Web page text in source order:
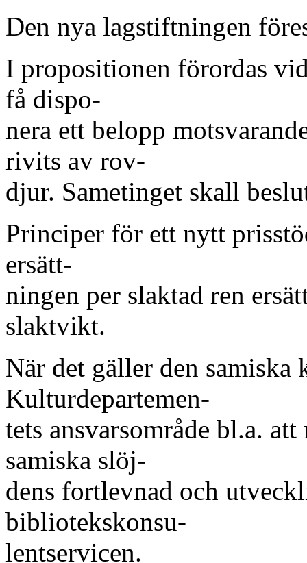
Den nya lagstiftningen
I propositionen förordas
få dispo-
nera ett belopp
rivits av rov-
djur. Sametinget skall
Principer för ett nytt
ersätt-
ningen per slaktad ren
slaktvikt.
När det gäller den
Kulturdepartemen-
tets ansvarsområde bl.a.
samiska slöj-
dens fortlevnad och
bibliotekskonsu-
lentservicen.